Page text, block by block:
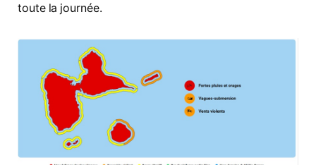
toute la journée.